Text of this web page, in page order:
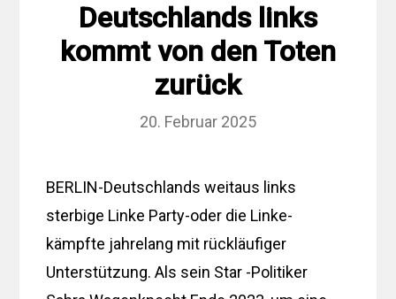
Deutschlands links
kommt von den Toten
zurück
20. Februar 2025
BERLIN-Deutschlands weitaus links
sterbige Linke Party-oder die Linke-
kämpfte jahrelang mit rückläufiger
Unterstützung. Als sein Star -Politiker